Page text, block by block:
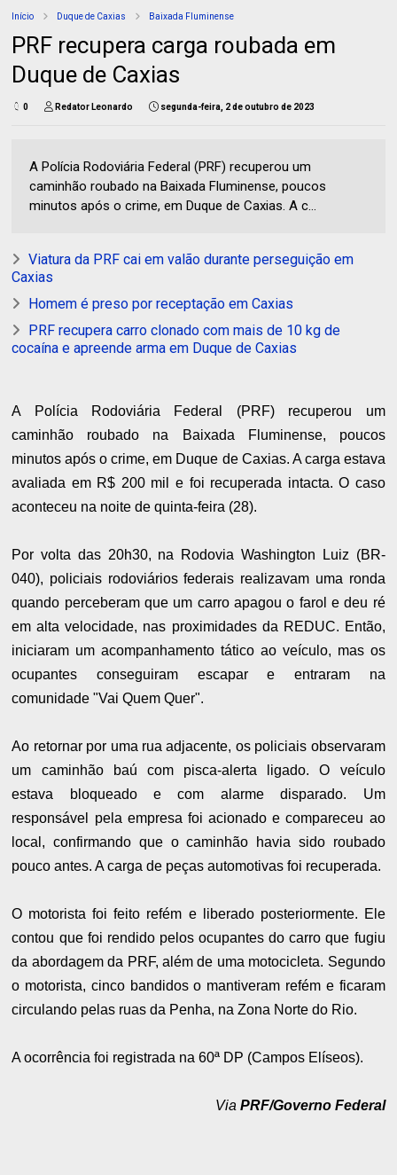
Início Duque de Caxias Baixada Fluminense
PRF recupera carga roubada em
Duque de Caxias
0 Redator Leonardo segunda-feira, 2 de outubro de 2023
A Polícia Rodoviária Federal (PRF) recuperou um
caminhão roubado na Baixada Fluminense, poucos
minutos após o crime, em Duque de Caxias. A c...
Viatura da PRF cai em valão durante perseguição em
Caxias
Homem é preso por receptação em Caxias
PRF recupera carro clonado com mais de 10 kg de
cocaína e apreende arma em Duque de Caxias
A Polícia Rodoviária Federal (PRF) recuperou um
caminhão roubado na Baixada Fluminense, poucos
minutos após o crime, em Duque de Caxias. A carga estava
avaliada em R$ 200 mil e foi recuperada intacta. O caso
aconteceu na noite de quinta-feira (28).
Por volta das 20h30, na Rodovia Washington Luiz (BR-
040), policiais rodoviários federais realizavam uma ronda
quando perceberam que um carro apagou o farol e deu ré
em alta velocidade, nas proximidades da REDUC. Então,
iniciaram um acompanhamento tático ao veículo, mas os
ocupantes conseguiram escapar e entraram na
comunidade "Vai Quem Quer".
Ao retornar por uma rua adjacente, os policiais observaram
um caminhão baú com pisca-alerta ligado. O veículo
estava bloqueado e com alarme disparado. Um
responsável pela empresa foi acionado e compareceu ao
local, confirmando que o caminhão havia sido roubado
pouco antes. A carga de peças automotivas foi recuperada.
O motorista foi feito refém e liberado posteriormente. Ele
contou que foi rendido pelos ocupantes do carro que fugiu
da abordagem da PRF, além de uma motocicleta. Segundo
o motorista, cinco bandidos o mantiveram refém e ficaram
circulando pelas ruas da Penha, na Zona Norte do Rio.
A ocorrência foi registrada na 60ª DP (Campos Elíseos).
Via PRF/Governo Federal